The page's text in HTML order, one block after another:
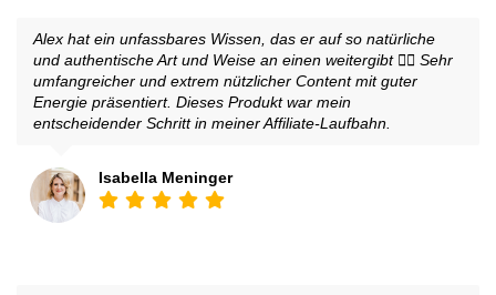
Alex hat ein unfassbares Wissen, das er auf so natürliche
und authentische Art und Weise an einen weitergibt 👍🏼 Sehr
umfangreicher und extrem nützlicher Content mit guter
Energie präsentiert. Dieses Produkt war mein
entscheidender Schritt in meiner Affiliate-Laufbahn.
Isabella Meninger